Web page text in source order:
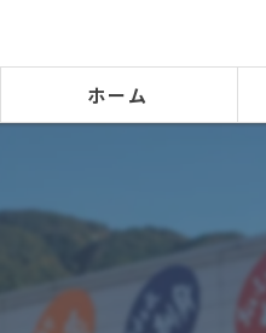
ホーム